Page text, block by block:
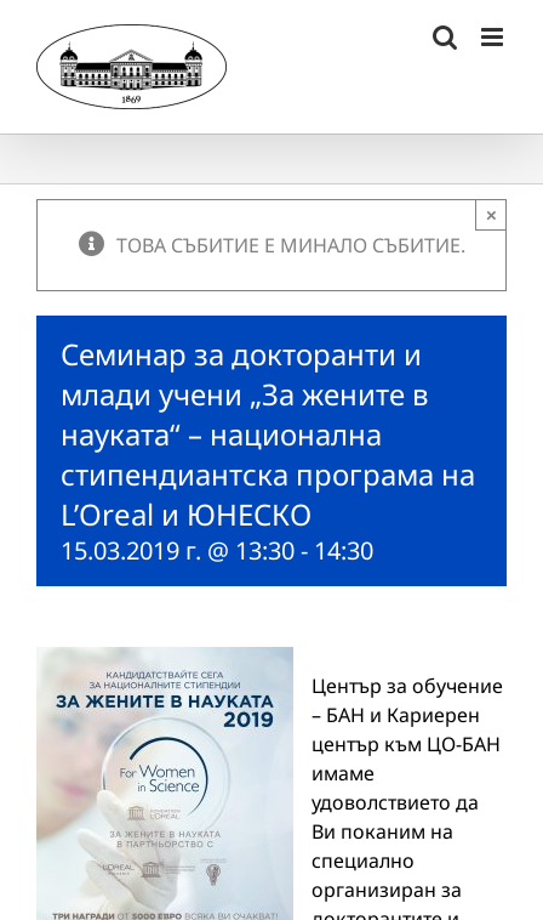
content
ТОВА СЪБИТИЕ Е МИНАЛО СЪБИТИЕ.
×
Семинар за докторанти и
млади учени „За жените в
науката“ – национална
стипендиантска програма на
L’Oreal и ЮНЕСКО
15.03.2019 г. @ 13:30- 14:30
Център за обучение
– БАН и Кариерен
център към ЦО-БАН
имаме
удоволствието да
Ви поканим на
специално
организиран за